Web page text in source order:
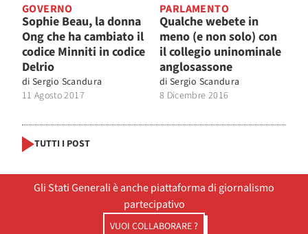
GOVERNO
Sophie Beau, la donna
Ong che ha cambiato il
codice Minniti in codice
Delrio
di Sergio Scandura
11 Agosto 2017
PARLAMENTO
Qualche webete in
meno (e non solo) con
il collegio uninominale
anglosassone
di Sergio Scandura
8 Dicembre 2016
TUTTI I POST
Gli Stati Generali è anche piattaforma di giornalismo
partecipativo
VUOI COLLABORARE ?